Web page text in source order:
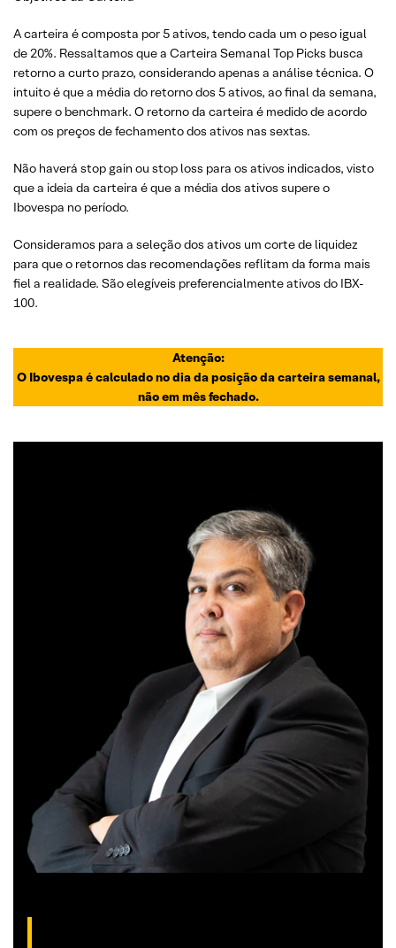
A carteira é composta por 5 ativos, tendo cada um o peso igual
de 20%. Ressaltamos que a Carteira Semanal Top Picks busca
retorno a curto prazo, considerando apenas a análise técnica. O
intuito é que a média do retorno dos 5 ativos, ao final da semana,
supere o benchmark. O retorno da carteira é medido de acordo
com os preços de fechamento dos ativos nas sextas.
Não haverá stop gain ou stop loss para os ativos indicados, visto
que a ideia da carteira é que a média dos ativos supere o
Ibovespa no período.
Consideramos para a seleção dos ativos um corte de liquidez
para que o retornos das recomendações reflitam da forma mais
fiel a realidade. São elegíveis preferencialmente ativos do IBX-
100.
Atenção:
O Ibovespa é calculado no dia da posição da carteira semanal,
não em mês fechado.